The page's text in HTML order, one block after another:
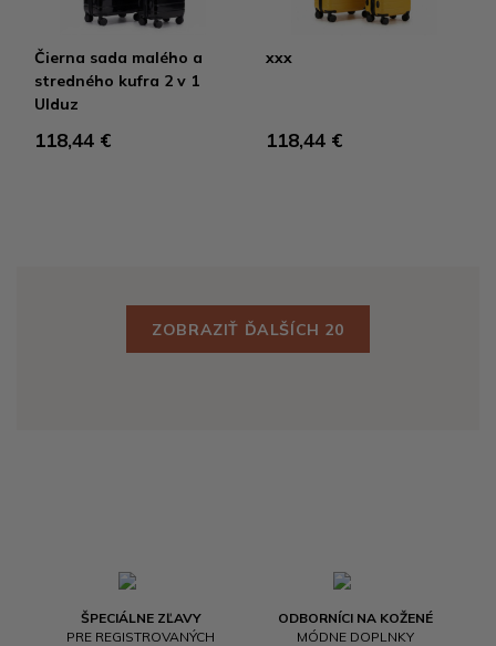
Čierna sada malého a
stredného kufra 2 v 1
Ulduz
118,44 €
xxx
118,44 €
ZOBRAZIŤ ĎALŠÍCH 20
ŠPECIÁLNE ZĽAVY
PRE REGISTROVANÝCH
ODBORNÍCI NA KOŽENÉ
MÓDNE DOPLNKY